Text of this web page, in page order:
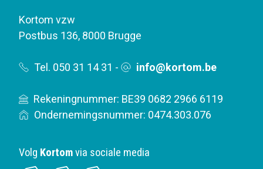
Kortom vzw
Postbus 136, 8000 Brugge
Tel. 050 31 14 31 - info@kortom.be
Rekeningnummer: BE39 0682 2966 6119
Ondernemingsnummer: 0474.303.076
Volg Kortomvia sociale media